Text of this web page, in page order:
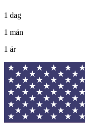
1 dag
1 mån
1 år